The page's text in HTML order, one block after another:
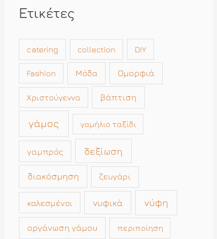
Ετικέτες
catering collection DIY
Fashion Μόδα Ομορφιά
Χριστούγεννα βάπτιση
γάμος γαμήλιο ταξίδι
γαμπρός δεξίωση
διακόσμηση ζευγάρι
καλεσμένοι νυφικά νύφη
οργάνωση γάμου περιποίηση